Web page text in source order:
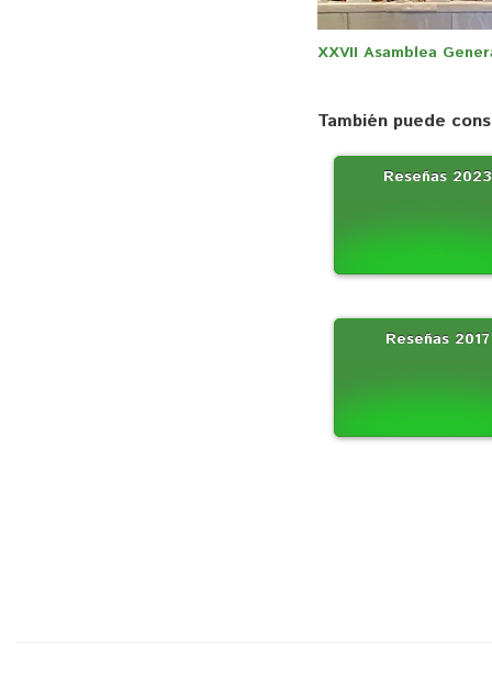
XXVII Asamblea
También puede
Reseñas 2023
Reseñas 2017